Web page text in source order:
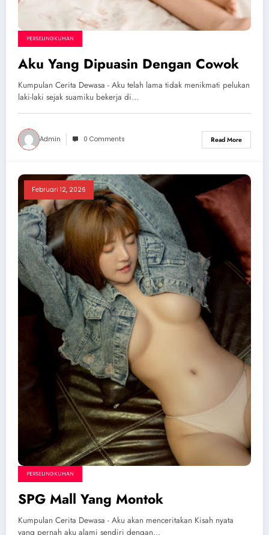
PERSELINGKUHAN
Aku Yang Dipuasin Dengan Cowok
Kumpulan Cerita Dewasa - Aku telah lama tidak menikmati pelukan
laki-laki sejak suamiku bekerja di…
Admin 0 Comments Read More
Februari 12, 2026
PERSELINGKUHAN
SPG Mall Yang Montok
Kumpulan Cerita Dewasa - Aku akan menceritakan Kisah nyata
yang pernah aku alami sendiri dengan…